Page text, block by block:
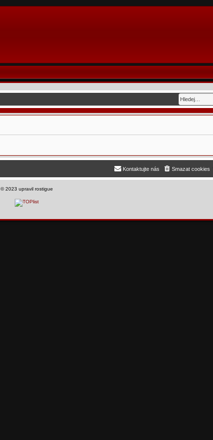
Smazat cookies
Kontaktujte nás
©2023 upravil rostigue